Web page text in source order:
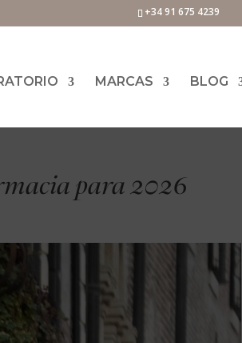
+34 91 675 4239
MARCAS BLOG
para 2026